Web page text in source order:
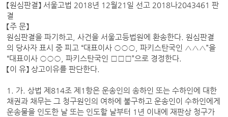
【원심판결】 서울고법 2018년 12월21일 선고 2018나2043461 판
결
【주 문】
원심판결을 파기하고, 사건을 서울고등법원에 환송한다. 원심판결
의 당사자 표시 중 피고 “대표이사 ○○○, 파키스탄국인 △△△”을
“대표이사 ○○○, 파키스탄국인 □□□”으로 경정한다.
【이 유】 상고이유를 판단한다.
1. 가. 상법 제814조 제1항은 운송인의 송하인 또는 수하인에 대한
채권과 채무는 그 청구원인의 여하에 불구하고 운송인이 수하인에게
운송물을 인도한 날 또는 인도할 날부터 1년 이내에 재판상 청구가